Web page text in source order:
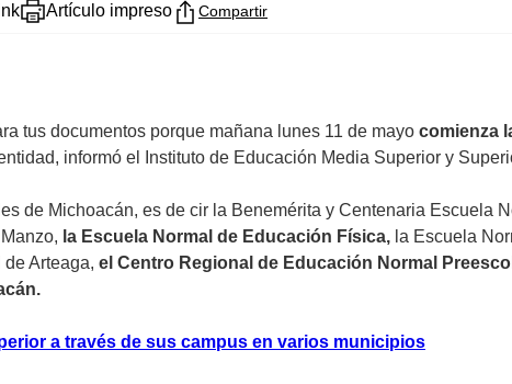
Artículo impreso Compartir
tus documentos porque mañana lunes 11 de mayo comienza
informó el Instituto de Educación Media Superior y
de Michoacán, es de cir la Benemérita y Centenaria Escuela
la Escuela Normal de Educación Física, la Escuela
Arteaga, el Centro Regional de Educación Normal
a través de sus campus en varios municipios